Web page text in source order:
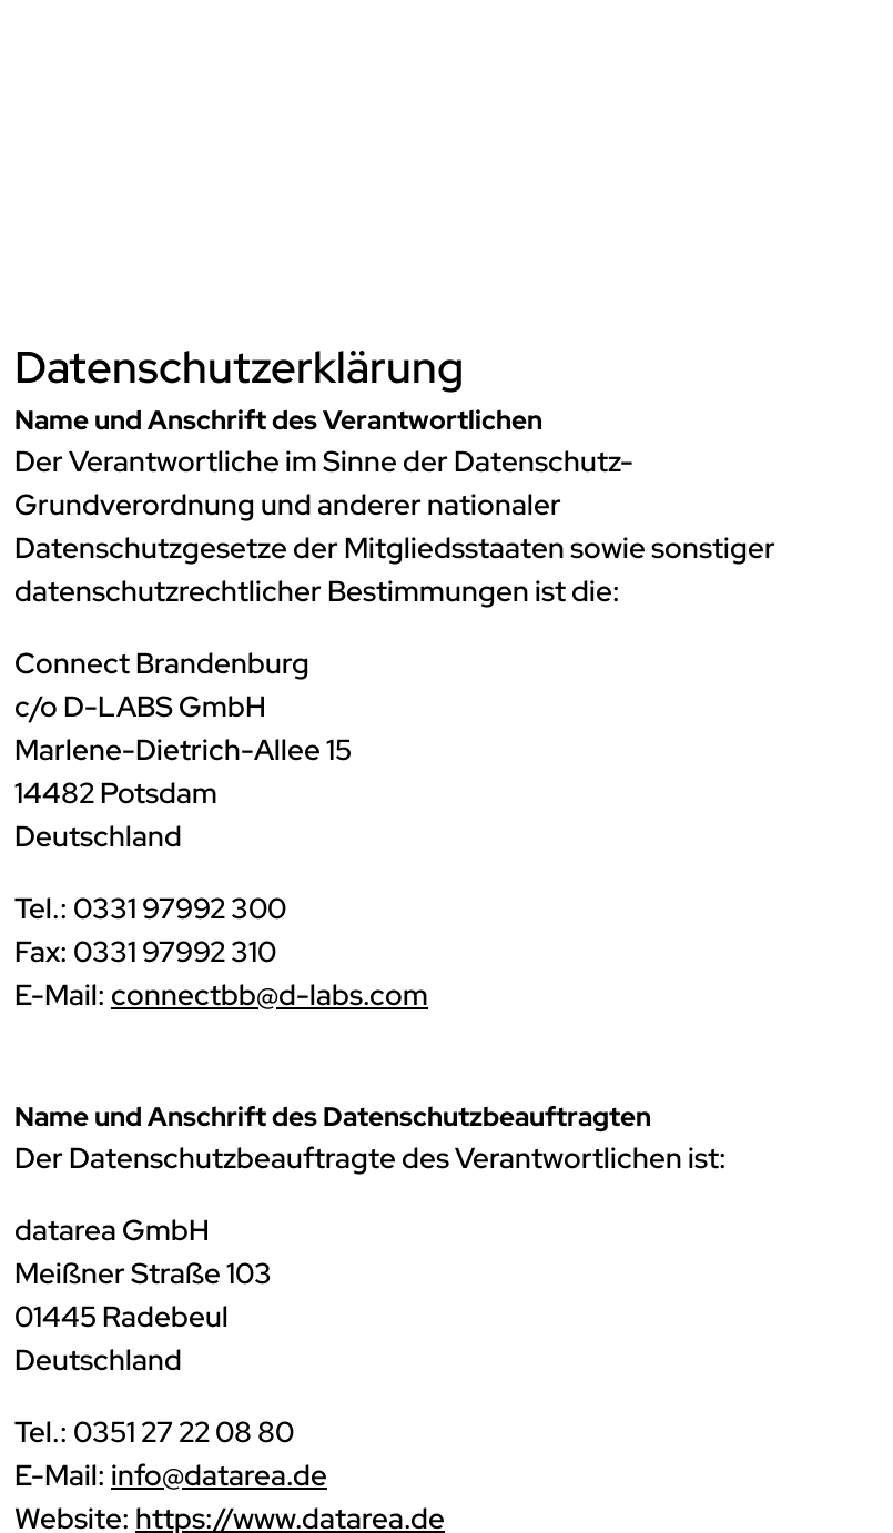
Datenschutzerklärung
Name und Anschrift des Verantwortlichen
Der Verantwortliche im Sinne der Datenschutz-
Grundverordnung und anderer nationaler
Datenschutzgesetze der Mitgliedsstaaten sowie sonstiger
datenschutzrechtlicher Bestimmungen ist die:
Connect Brandenburg
c/o D-LABS GmbH
Marlene-Dietrich-Allee 15
14482 Potsdam
Deutschland
Tel.: 0331 97992 300
Fax: 0331 97992 310
E-Mail: connectbb@d-labs.com
Name und Anschrift des Datenschutzbeauftragten
Der Datenschutzbeauftragte des Verantwortlichen ist:
datarea GmbH
Meißner Straße 103
01445 Radebeul
Deutschland
Tel.: 0351 27 22 08 80
E-Mail: info@datarea.de
Website: https://www.datarea.de